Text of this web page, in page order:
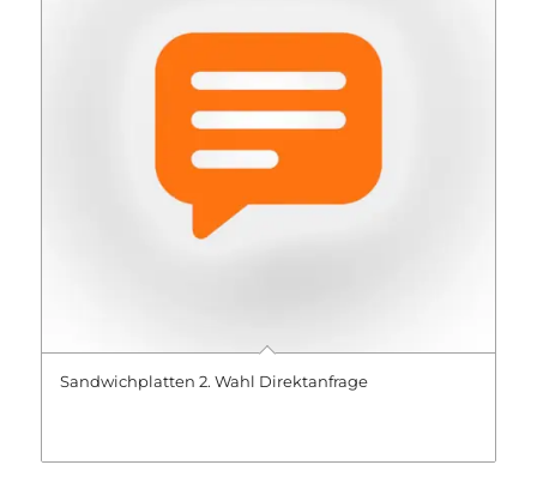
Sandwichplatten 2. Wahl Direktanfrage